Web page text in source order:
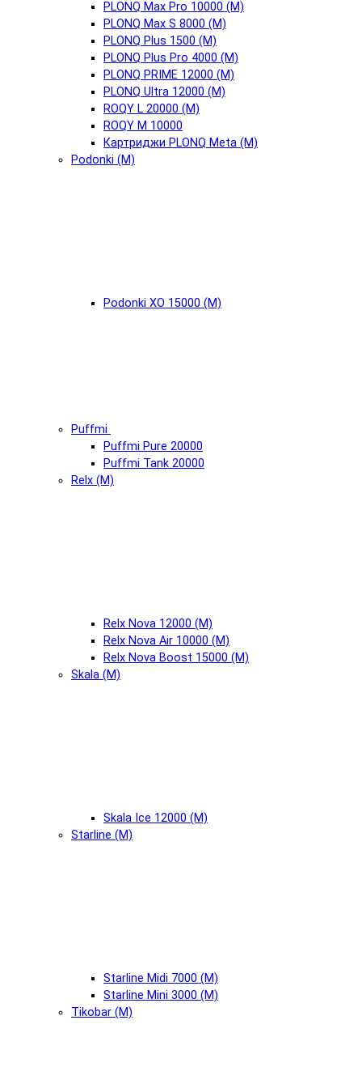
PLONQ Max Pro 10000 (М)
PLONQ Max S 8000 (М)
PLONQ Plus 1500 (М)
PLONQ Plus Pro 4000 (М)
PLONQ PRIME 12000 (М)
PLONQ Ultra 12000 (М)
ROQY L 20000 (М)
ROQY M 10000
Картриджи PLONQ Meta (М)
Podonki (М)
Podonki XO 15000 (М)
Puffmi
Puffmi Pure 20000
Puffmi Tank 20000
Relx (М)
Relx Nova 12000 (М)
Relx Nova Air 10000 (М)
Relx Nova Boost 15000 (М)
Skala (М)
Skala Ice 12000 (М)
Starline (М)
Starline Midi 7000 (М)
Starline Mini 3000 (М)
Tikobar (М)